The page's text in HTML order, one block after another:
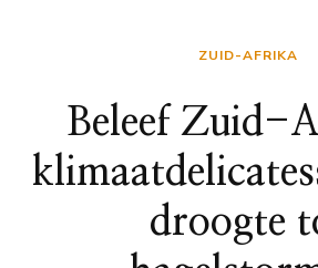
ZUID-AFRIKA
Beleef Zuid-
droogte